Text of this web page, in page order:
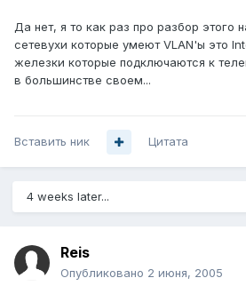
Да нет, я то как раз про разбор этого
сетевухи которые умеют VLAN'ы это
железки которые подключаются к
в большинстве своем...
Вставить ник Цитата
4 weeks later...
Reis
Опубликовано 2 июня, 2005